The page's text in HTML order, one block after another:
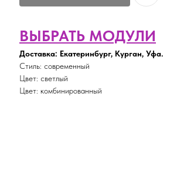
ВЫБРАТЬ МОДУЛИ
Доставка: Екатеринбург, Курган, Уфа.
Стиль: современный
Цвет: светлый
Цвет: комбинированный